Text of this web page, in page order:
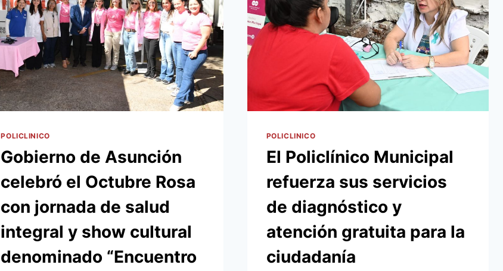
POLICLINICO
Gobierno de Asunción
celebró el Octubre Rosa
con jornada de salud
integral y show cultural
denominado “Encuentro
POLICLINICO
El Policlínico Municipal
refuerza sus servicios
de diagnóstico y
atención gratuita para la
ciudadanía